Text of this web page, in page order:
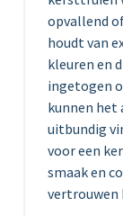
opvallend
houdt van
kleuren en
ingetogen
kunnen
uitbundig
voor een
smaak en
vertrouwen